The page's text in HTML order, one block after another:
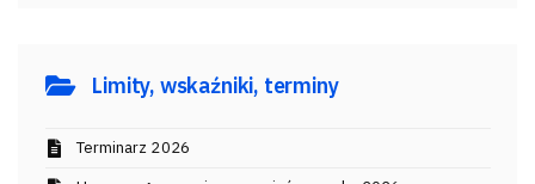
Limity, wskaźniki, terminy
Terminarz 2026